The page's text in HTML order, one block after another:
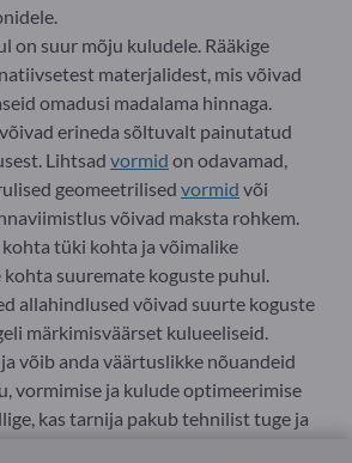
on suur mõju kuludele. Rääkige
materjalidest, mis võivad
omadusi madalama hinnaga.
erineda sõltuvalt painutatud
Lihtsad vormid on odavamad,
geomeetrilised vormid või
võivad maksta rohkem.
tüki kohta ja võimalike
kohta suuremate koguste puhul.
allahindlused võivad suurte koguste
märkimisväärset kulueeliseid.
võib anda väärtuslikke nõuandeid
vormimise ja kulude optimeerimise
kas tarnija pakub tehnilist tuge ja